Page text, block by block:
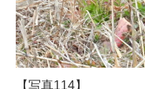
【写真114】